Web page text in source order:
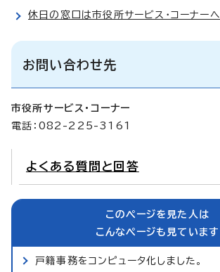
休日の窓口は市役所サービス・コーナーへ
お問い合わせ先
市役所サービス・コーナー
電話：082-225-3161
よくある質問と回答
このページを見た人は
こんなページも見ています
戸籍事務をコンピュータ化しました。